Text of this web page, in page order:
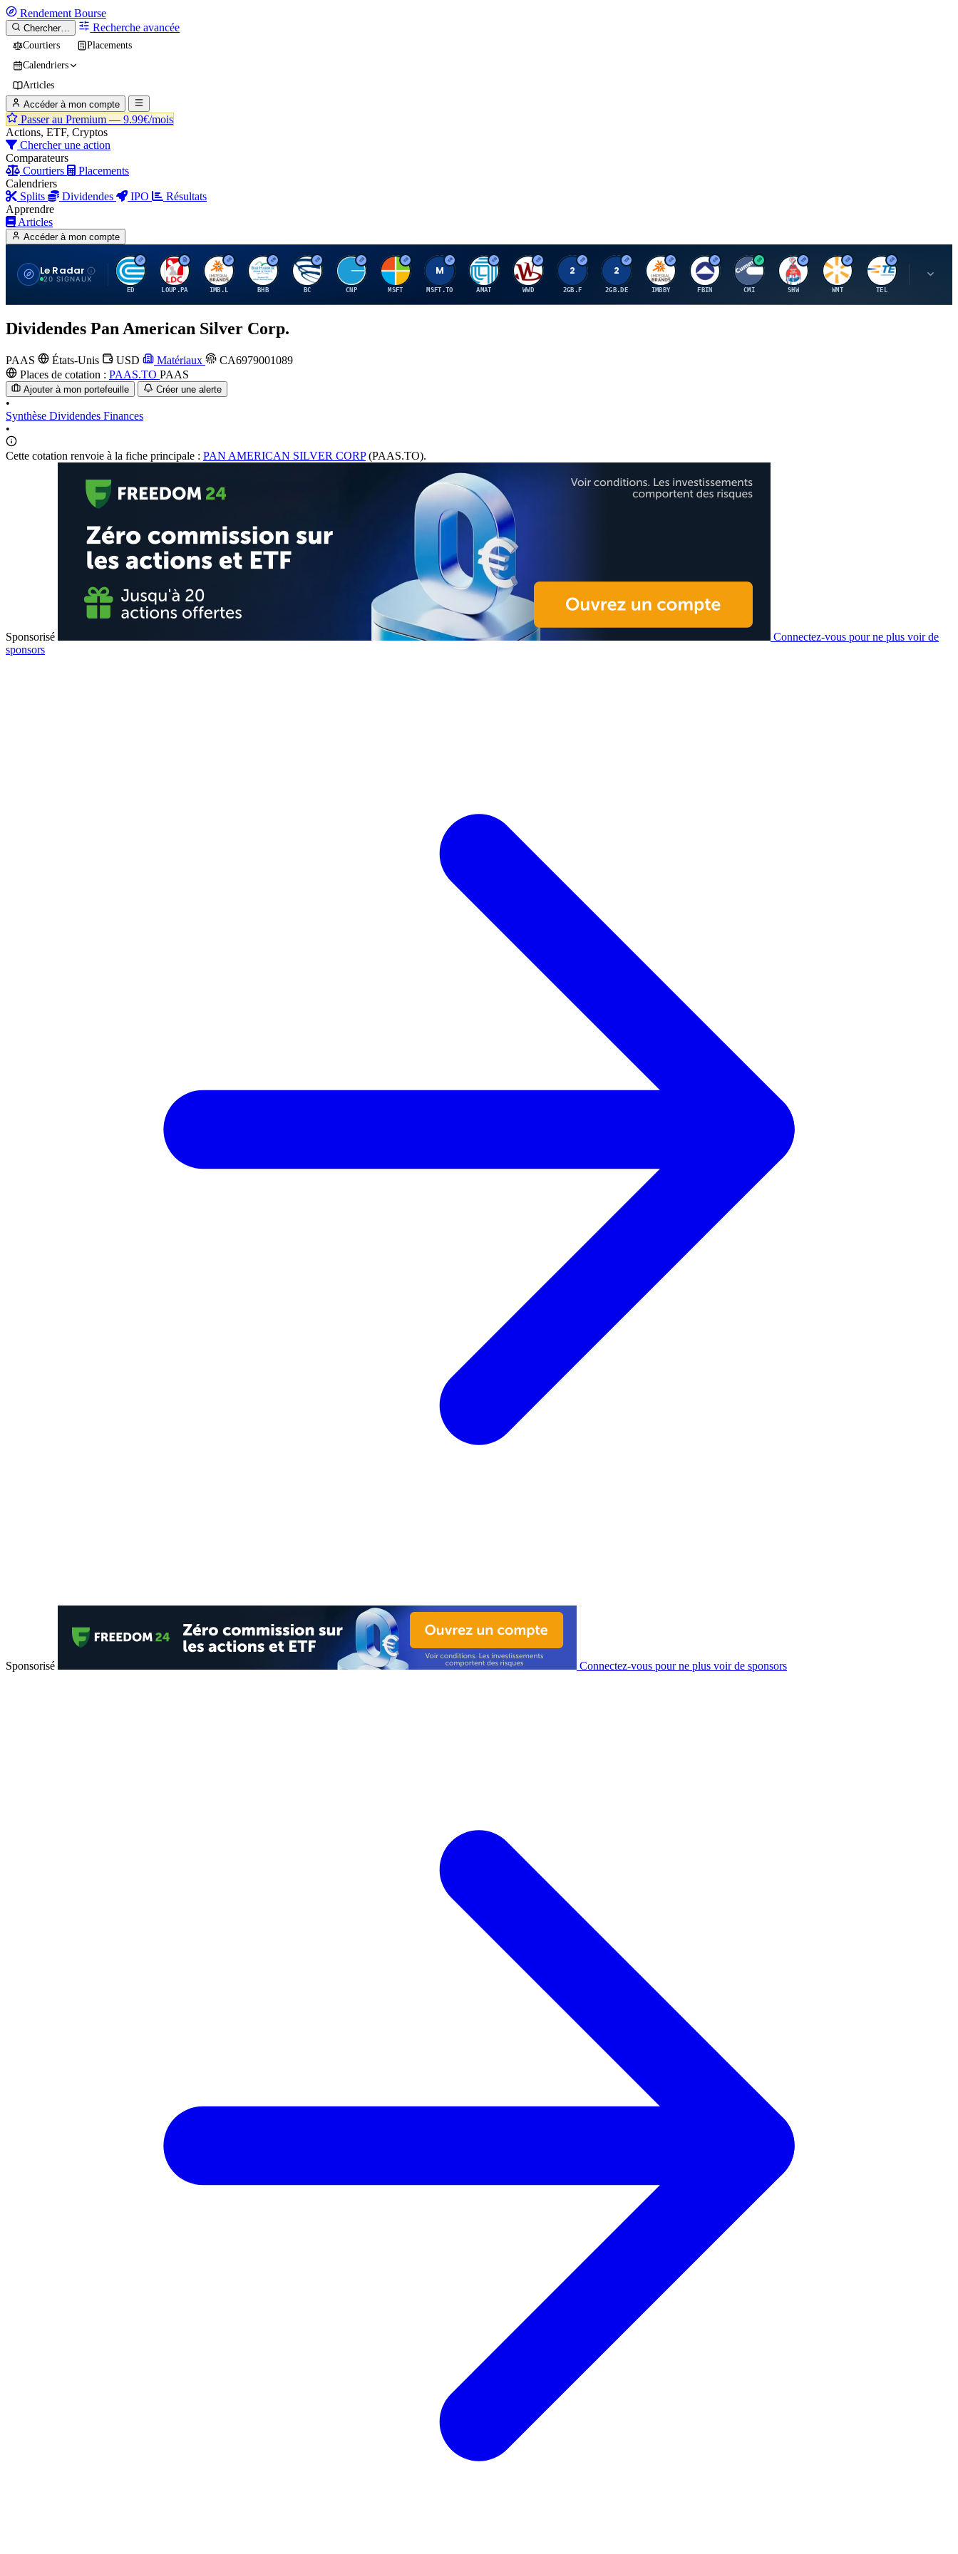
Rendement Bourse
Chercher… Recherche avancée
Courtiers
Placements
Calendriers
Articles
Accéder à mon compte
Passer au Premium — 9.99€/mois
Actions, ETF, Cryptos
Chercher une action
Comparateurs
Courtiers
Placements
Calendriers
Splits
Dividendes IPO
Résultats
Apprendre
Articles
Accéder à mon compte
Le Radar
20 SIGNAUX
C
ED
L
LOUP.PA
I
IMB.L
B
BHB
B
BC
C
CNP
M
MSFT
M
MSFT.TO
A
AMAT
W
WWD
2
2GB.F
2
2GB.DE
I
IMBBY
F
FBIN
C
CMI
S
SHW
W
WMT TEL
M
Dividendes Pan American Silver Corp.
PAAS États-Unis USD Matériaux
CA6979001089
Places de cotation : PAAS.TO PAAS
Ajouter à mon portefeuille Créer une alerte
•
Synthèse Dividendes Finances
•
Cette cotation renvoie à la fiche principale : PAN AMERICAN SILVER CORP(PAAS.TO).
Sponsorisé
Connectez-vous pour ne plus voir de
sponsors
Sponsorisé Connectez-vous pour ne plus voir de sponsors